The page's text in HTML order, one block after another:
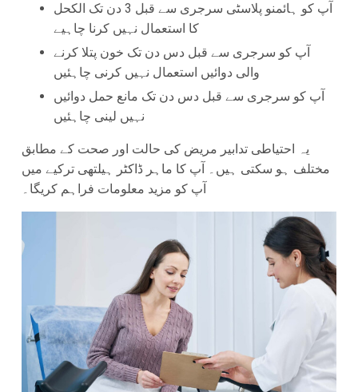
آپ کو ہائمنو پلاسٹی سرجری سے قبل 3 دن تک الکحل
کا استعمال نہیں کرنا چاہیے
آپ کو سرجری سے قبل دس دن تک خون پتلا کرنے
والی دوائیں استعمال نہیں کرنی چاہئیں
آپ کو سرجری سے قبل دس دن تک مانع حمل دوائیں
نہیں لینی چاہئیں
یہ احتیاطی تدابیر مریض کی حالت اور صحت کے مطابق
مختلف ہو سکتی ہیں۔ آپ کا ماہر ڈاکٹر ہیلتھی ترکیے میں
آپ کو مزید معلومات فراہم کریگا۔